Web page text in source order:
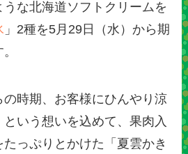
な北海道ソフトクリームを
」2種を5月29日（水）から期
の時期、お客様にひんやり涼
いう想いを込めて、果肉入
っぷりとかけた「夏雲かき